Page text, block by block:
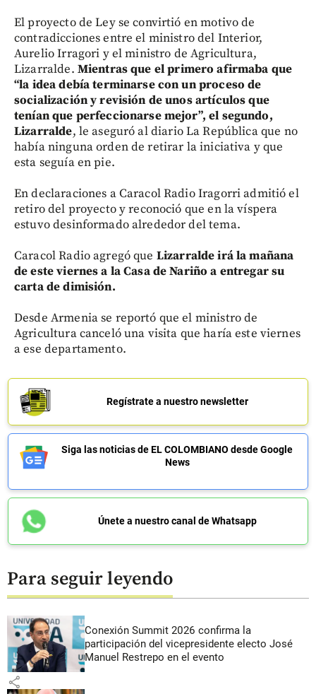
El proyecto de Ley se convirtió en motivo de
contradicciones entre el ministro del Interior,
Aurelio Irragori y el ministro de Agricultura,
Lizarralde. Mientras que el primero afirmaba que
“la idea debía terminarse con un proceso de
socialización y revisión de unos artículos que
tenían que perfeccionarse mejor”, el segundo,
Lizarralde, le aseguró al diario La República que no
había ninguna orden de retirar la iniciativa y que
esta seguía en pie.
En declaraciones a Caracol Radio Iragorri admitió el
retiro del proyecto y reconoció que en la víspera
estuvo desinformado alrededor del tema.
Caracol Radio agregó que Lizarralde irá la mañana
de este viernes a la Casa de Nariño a entregar su
carta de dimisión.
Desde Armenia se reportó que el ministro de
Agricultura canceló una visita que haría este viernes
a ese departamento.
Regístrate a nuestro newsletter
Siga las noticias de EL COLOMBIANO desde Google
News
Únete a nuestro canal de Whatsapp
Para seguir leyendo
Conexión Summit 2026 confirma la
participación del vicepresidente electo José
Manuel Restrepo en el evento
share